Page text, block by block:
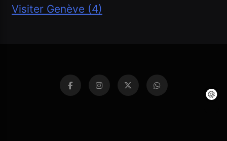
Visiter Genève (4)